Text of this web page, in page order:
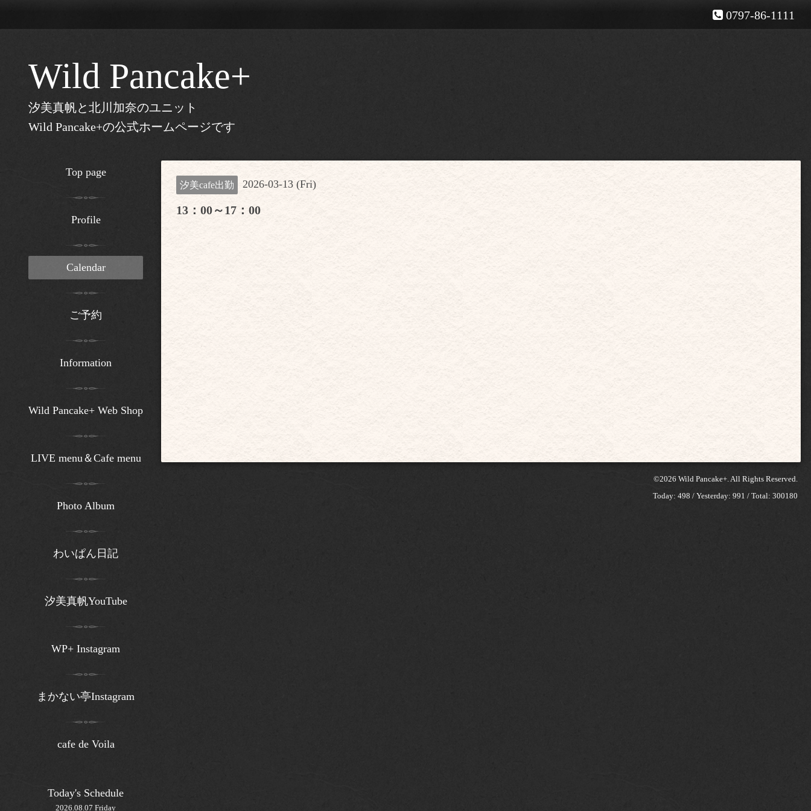
0797-86-1111
Wild Pancake+
汐美真帆と北川加奈のユニット
Wild Pancake+の公式ホームページです
汐美cafe出勤 2026-03-13 (Fri)
13：00～17：00
©2026 Wild Pancake+. All Rights Reserved.
Today: 498 / Yesterday: 991 / Total: 300180
Top page
Profile
Calendar
ご予約
Information
Wild Pancake+ Web Shop
LIVE menu＆Cafe menu
Photo Album
わいぱん日記
汐美真帆YouTube
WP+ Instagram
まかない亭Instagram
cafe de Voila
Today's Schedule
2026.08.07 Friday